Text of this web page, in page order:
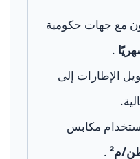
مع جهات حكومية
.
الإطارات إلى
مكابس
.